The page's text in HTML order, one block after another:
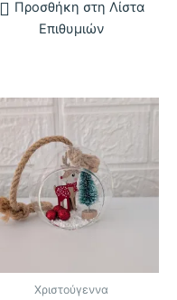
Προσθήκη στη Λίστα
Επιθυμιών
Χριστούγεννα